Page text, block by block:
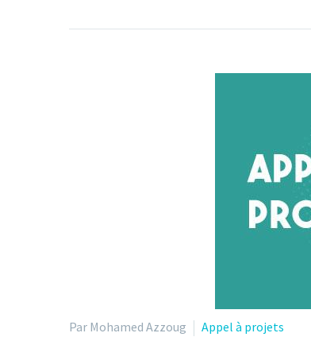
Par Mohamed Azzoug Appel à projets